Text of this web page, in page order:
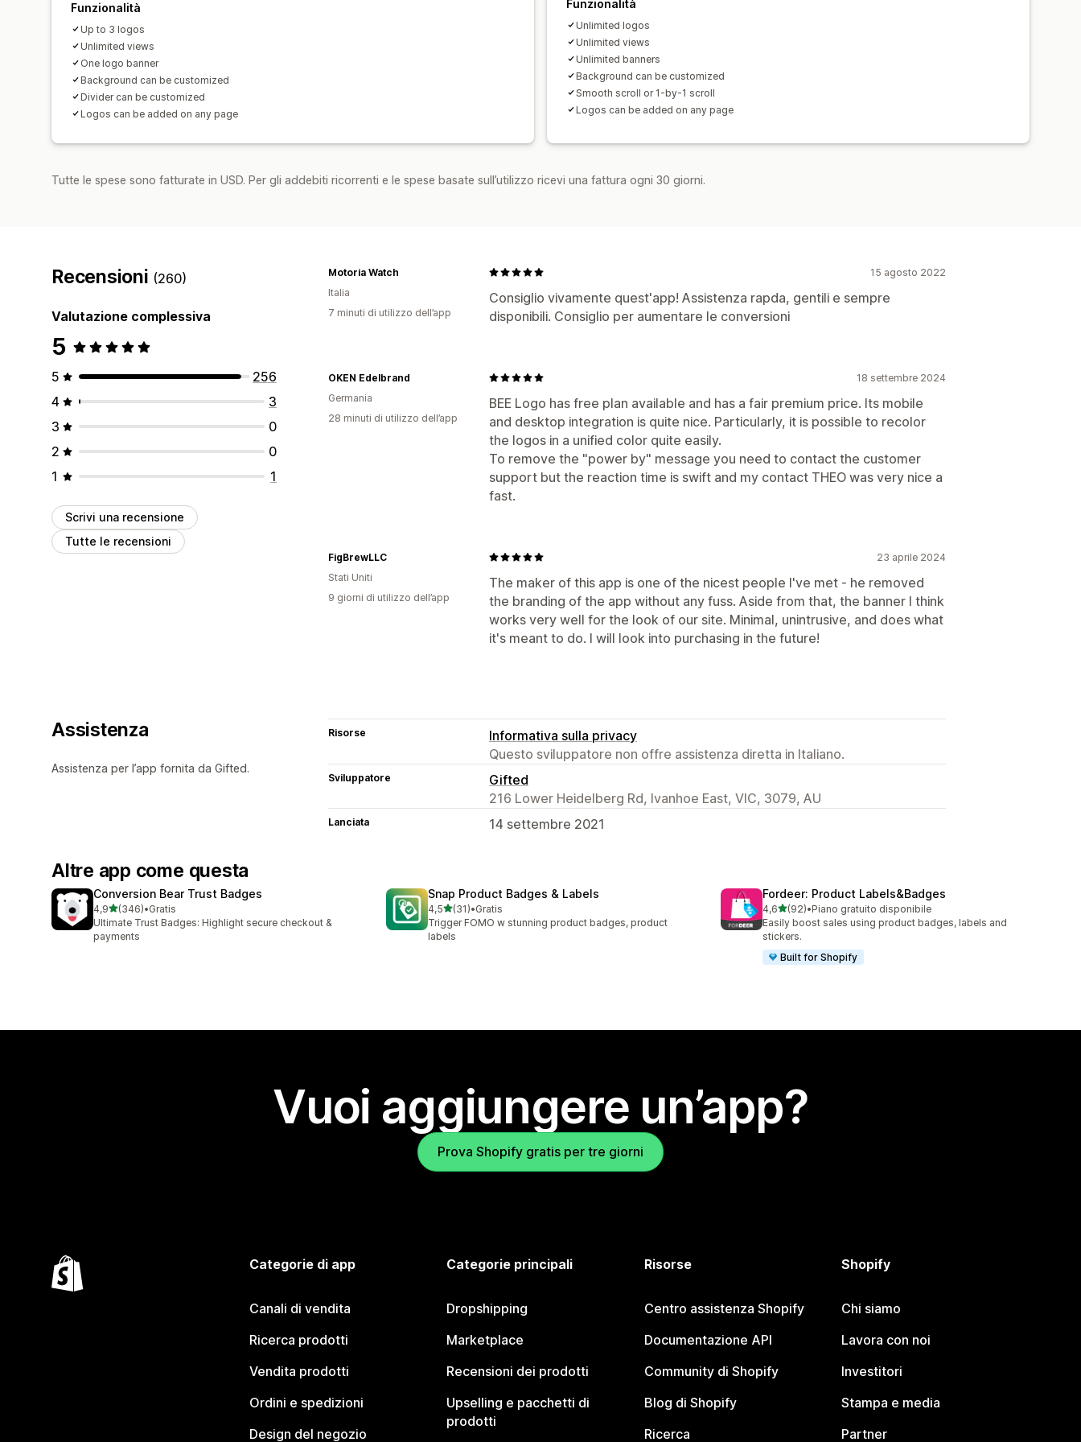
Funzionalità
Up to 3 logos
Unlimited views
One logo banner
Background can be customized
Divider can be customized
Logos can be added on any page
Funzionalità
Unlimited logos
Unlimited views
Unlimited banners
Background can be customized
Smooth scroll or 1-by-1 scroll
Logos can be added on any page
Tutte le spese sono fatturate in USD. Per gli addebiti ricorrenti e le spese basate sull’utilizzo ricevi una fattura ogni 30 giorni.
Recensioni (260)
Valutazione complessiva
5
5
256
4
3
3
0
2
0
1
1
Scrivi una recensione
Tutte le recensioni
15 agosto 2022
Consiglio vivamente quest'app! Assistenza rapda, gentili e sempre
disponibili. Consiglio per aumentare le conversioni
Motoria Watch
Italia
7 minuti di utilizzo dell’app
18 settembre 2024
BEE Logo has free plan available and has a fair premium price. Its mobile
and desktop integration is quite nice. Particularly, it is possible to recolor
the logos in a unified color quite easily.
To remove the "power by" message you need to contact the customer
support but the reaction time is swift and my contact THEO was very nice a
fast.
OKEN Edelbrand
Germania
28 minuti di utilizzo dell’app
23 aprile 2024
The maker of this app is one of the nicest people I've met - he removed
the branding of the app without any fuss. Aside from that, the banner I think
works very well for the look of our site. Minimal, unintrusive, and does what
it's meant to do. I will look into purchasing in the future!
FigBrewLLC
Stati Uniti
9 giorni di utilizzo dell’app
Assistenza
Assistenza per l’app fornita da Gifted.
Risorse
Informativa sulla privacy
Questo sviluppatore non offre assistenza diretta in Italiano.
Sviluppatore
Gifted
216 Lower Heidelberg Rd, Ivanhoe East, VIC, 3079, AU
Lanciata 14 settembre 2021
Altre app come questa
Conversion Bear Trust Badges
4,9stelle su 5
(346)
346 recensioni totali
•Gratis
Ultimate Trust Badges: Highlight secure checkout &
payments
Snap Product Badges & Labels
4,5stelle su 5
(31)
31 recensioni totali
•Gratis
Trigger FOMO w stunning product badges, product
labels
Fordeer: Product Labels&Badges
4,6stelle su 5
(92)
92 recensioni totali
•Piano gratuito disponibile
Easily boost sales using product badges, labels and
stickers.
Built for Shopify
Vuoi aggiungere un’app?
Prova Shopify gratis per tre giorni
Categorie di app
Canali di vendita
Ricerca prodotti
Vendita prodotti
Ordini e spedizioni
Design del negozio
Categorie principali
Dropshipping
Marketplace
Recensioni dei prodotti
Upselling e pacchetti di
prodotti
Risorse
Centro assistenza Shopify
Documentazione API
Community di Shopify
Blog di Shopify
Ricerca
Shopify
Chi siamo
Lavora con noi
Investitori
Stampa e media
Partner